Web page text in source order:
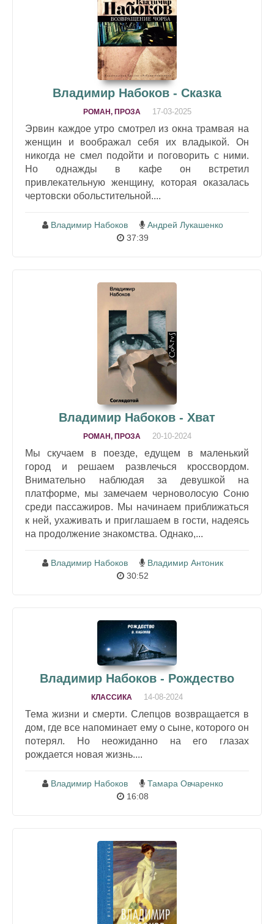
Владимир Набоков - Сказка
РОМАН, ПРОЗА 17-03-2025
Эрвин каждое утро смотрел из окна трамвая на
женщин и воображал себя их владыкой. Он
никогда не смел подойти и поговорить с ними.
Но однажды в кафе он встретил
привлекательную женщину, которая оказалась
чертовски обольстительной....
Владимир Набоков
Андрей Лукашенко
37:39
Владимир Набоков - Хват
РОМАН, ПРОЗА 20-10-2024
Мы скучаем в поезде, едущем в маленький
город и решаем развлечься кроссвордом.
Внимательно наблюдая за девушкой на
платформе, мы замечаем черноволосую Соню
среди пассажиров. Мы начинаем приближаться
к ней, ухаживать и приглашаем в гости, надеясь
на продолжение знакомства. Однако,...
Владимир Набоков
Владимир Антоник
30:52
Владимир Набоков - Рождество
КЛАССИКА 14-08-2024
Тема жизни и смерти. Слепцов возвращается в
дом, где все напоминает ему о сыне, которого он
потерял. Но неожиданно на его глазах
рождается новая жизнь....
Владимир Набоков
Тамара Овчаренко
16:08